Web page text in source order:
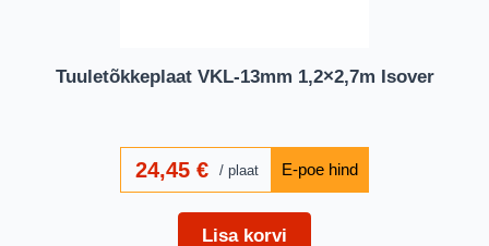
Tuuletõkkeplaat VKL-13mm 1,2×2,7m Isover
24,45€ plaat
Lisa korvi